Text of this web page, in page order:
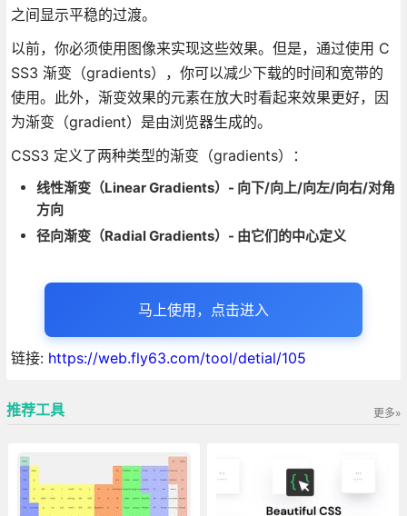
之间显示平稳的过渡。
以前，你必须使用图像来实现这些效果。但是，通过使用 C
SS3 渐变（gradients），你可以减少下载的时间和宽带的
使用。此外，渐变效果的元素在放大时看起来效果更好，因
为渐变（gradient）是由浏览器生成的。
CSS3 定义了两种类型的渐变（gradients）：
线性渐变（Linear Gradients）- 向下/向上/向左/向右/对角
方向
径向渐变（Radial Gradients）- 由它们的中心定义
马上使用，点击进入
链接: https://web.fly63.com/tool/detial/105
推荐工具 更多»